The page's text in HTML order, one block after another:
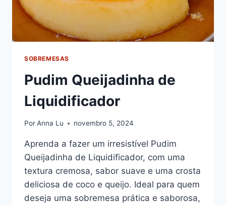
SOBREMESAS
Pudim Queijadinha de
Liquidificador
PorAnna Lu novembro 5, 2024
Aprenda a fazer um irresistível Pudim
Queijadinha de Liquidificador, com uma
textura cremosa, sabor suave e uma crosta
deliciosa de coco e queijo. Ideal para quem
deseja uma sobremesa prática e saborosa,